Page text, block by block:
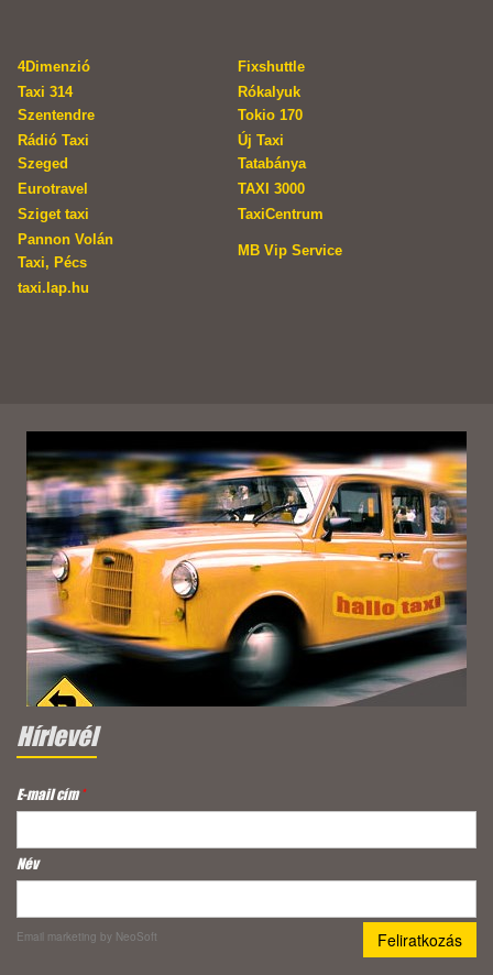
4Dimenzió
Fixshuttle
Taxi 314
Szentendre
Rókalyuk
Tokio 170
Rádió Taxi
Szeged
Új Taxi
Tatabánya
Eurotravel
TAXI 3000
Sziget taxi
TaxiCentrum
Pannon Volán
Taxi, Pécs
MB Vip Service
taxi.lap.hu
Hírlevél
E-mail cím*
Név
Email marketing by NeoSoft